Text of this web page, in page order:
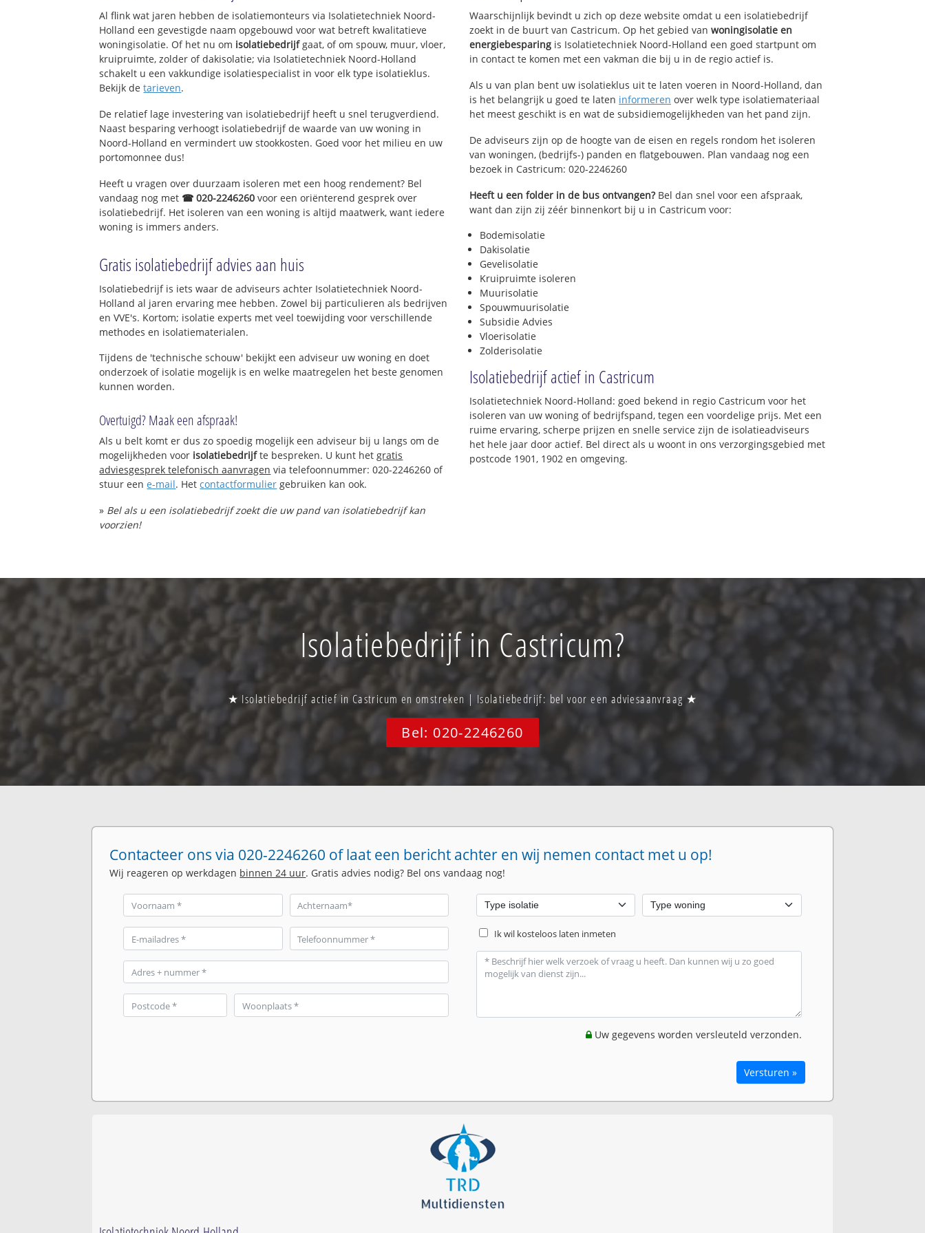
Duin en Bosch
Duingebied
Castricum-Noord
Oranjebuurt
Kooiweg
Albert's Hoeve
Castricum-Zuid
Beverwijkerstraatweg
Al flink wat jaren hebben de isolatiemonteurs via Isolatietechniek Noord-
Holland een gevestigde naam opgebouwd voor wat betreft kwalitatieve
woningisolatie. Of het nu om isolatiebedrijfgaat, of om spouw, muur, vloer,
kruipruimte, zolder of dakisolatie; via Isolatietechniek Noord-Holland
schakelt u een vakkundige isolatiespecialist in voor elk type isolatieklus.
Bekijk detarieven.
De relatief lage investering van isolatiebedrijf heeft u snel terugverdiend.
Naast besparing verhoogt isolatiebedrijf de waarde van uw woning in
Noord-Holland en vermindert uw stookkosten. Goed voor het milieu en uw
portomonnee dus!
Heeft u vragen over duurzaam isoleren met een hoog rendement? Bel
vandaag nog met ☎ 020-2246260 voor een oriënterend gesprek over
isolatiebedrijf. Het isoleren van een woning is altijd maatwerk, want iedere
woning is immers anders.
Gratis isolatiebedrijf advies aan huis
Isolatiebedrijf is iets waar de adviseurs achter Isolatietechniek Noord-
Holland al jaren ervaring mee hebben. Zowel bij particulieren als bedrijven
en VVE's. Kortom; isolatie experts met veel toewijding voor verschillende
methodes en isolatiematerialen.
Tijdens de 'technische schouw' bekijkt een adviseur uw woning en doet
onderzoek of isolatie mogelijk is en welke maatregelen het beste genomen
kunnen worden.
Overtuigd? Maak een afspraak!
Als u belt komt er dus zo spoedig mogelijk een adviseur bij u langs om de
mogelijkheden voor isolatiebedrijfte bespreken. U kunt hetgratis
adviesgesprek telefonisch aanvragen via telefoonnummer: 020-2246260 of
stuur eene-mail. Hetcontactformulier gebruiken kan ook.
» Bel als u een isolatiebedrijf zoekt die uw pand van isolatiebedrijf kan
voorzien!
Waarschijnlijk bevindt u zich op deze website omdat u een isolatiebedrijf
zoekt in de buurt van Castricum. Op het gebied van woningisolatie en
energiebesparing is Isolatietechniek Noord-Holland een goed startpunt om
in contact te komen met een vakman die bij u in de regio actief is.
Als u van plan bent uw isolatieklus uit te laten voeren in Noord-Holland, dan
is het belangrijk u goed te laten informeren over welk type isolatiemateriaal
het meest geschikt is en wat de subsidiemogelijkheden van het pand zijn.
De adviseurs zijn op de hoogte van de eisen en regels rondom het isoleren
van woningen, (bedrijfs-) panden en flatgebouwen. Plan vandaag nog een
bezoek in Castricum: 020-2246260
Heeft u een folder in de bus ontvangen?Bel dan snel voor een afspraak,
want dan zijn zij zéér binnenkort bij u in Castricum voor:
Bodemisolatie
Dakisolatie
Gevelisolatie
Kruipruimte isoleren
Muurisolatie
Spouwmuurisolatie
Subsidie Advies
Vloerisolatie
Zolderisolatie
Isolatiebedrijf actief in Castricum
Isolatietechniek Noord-Holland: goed bekend in regio Castricum voor het
isoleren van uw woning of bedrijfspand, tegen een voordelige prijs. Met een
ruime ervaring, scherpe prijzen en snelle service zijn de isolatieadviseurs
het hele jaar door actief. Bel direct als u woont in ons verzorgingsgebied met
postcode 1901, 1902 en omgeving.
Isolatiebedrijf in Castricum?
★ Isolatiebedrijf actief in Castricum en omstreken | Isolatiebedrijf: bel voor een adviesaanvraag ★
Bel: 020-2246260
Contacteer ons via 020-2246260 of laat een bericht achter en wij nemen contact met u op!
Wij reageren op werkdagen binnen 24 uur. Gratis advies nodig? Bel ons vandaag nog!
Ik wil kosteloos laten inmeten
Uw gegevens worden versleuteld verzonden.
Versturen »